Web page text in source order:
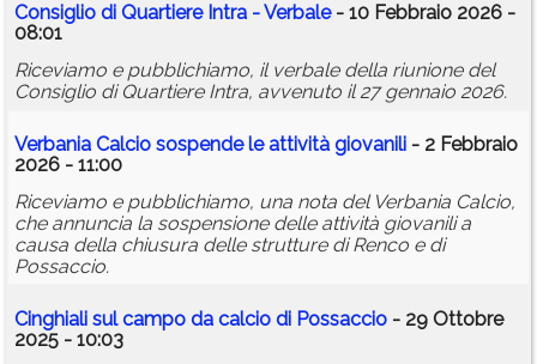
Consiglio di Quartiere Intra - Verbale- 10 Febbraio 2026 -
08:01
Riceviamo e pubblichiamo, il verbale della riunione del
Consiglio di Quartiere Intra, avvenuto il 27 gennaio 2026.
Verbania Calcio sospende le attività giovanili - 2 Febbraio
2026 - 11:00
Riceviamo e pubblichiamo, una nota del Verbania Calcio,
che annuncia la sospensione delle attività giovanili a
causa della chiusura delle strutture di Renco e di
Possaccio.
Cinghiali sul campo da calcio di Possaccio - 29 Ottobre
2025 - 10:03